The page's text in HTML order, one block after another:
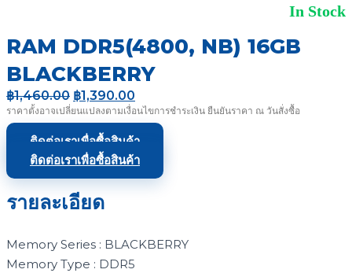
In Stock
RAM DDR5(4800, NB) 16GB
BLACKBERRY
฿1,460.00 Original
price
was:
฿1,460.00.
฿1,390.00
price
is:
฿1,390.00.
ราคาตั้งอาจเปลี่ยนแปลงตามเงื่อนไขการชำระเงิน ยืนยันราคา ณ วันสั่งซื้อ
ติดต่อเราเพื่อซื้อสินค้า
ติดต่อเราเพื่อซื้อสินค้า
รายละเอียด
Memory Series : BLACKBERRY
Memory Type : DDR5